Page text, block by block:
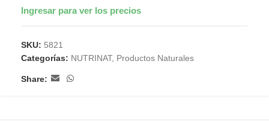
Ingresar para ver los precios
SKU: 5821
Categorías: NUTRINAT, Productos Naturales
Share: